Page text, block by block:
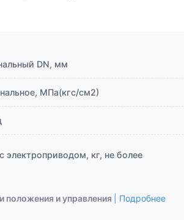
DN, мм
МПа(кгс/см2)
электроприводом, кг, не более
положения и управления
| Подробнее